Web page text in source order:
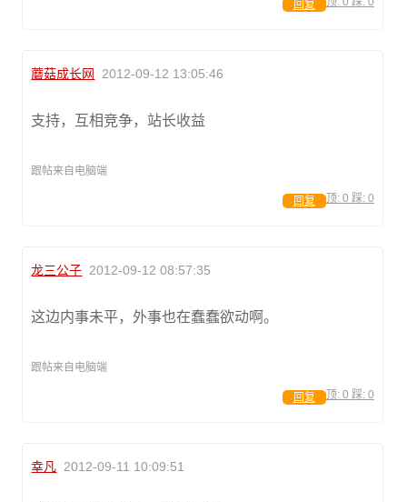
回复
蘑菇成长网 2012-09-12 13:05:46
支持，互相竞争，站长收益
跟帖来自电脑端
顶: 0 踩: 0
回复
龙三公子 2012-09-12 08:57:35
这边内事未平，外事也在蠢蠢欲动啊。
跟帖来自电脑端
顶: 0 踩: 0
回复
幸凡 2012-09-11 10:09:51